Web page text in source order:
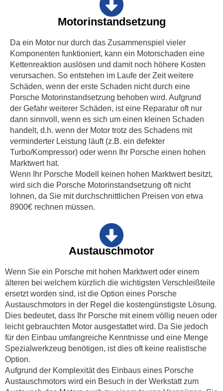
Motorinstandsetzung
Da ein Motor nur durch das Zusammenspiel vieler
Komponenten funktioniert, kann ein Motorschaden eine
Kettenreaktion auslösen und damit noch höhere Kosten
verursachen. So entstehen im Laufe der Zeit weitere
Schäden, wenn der erste Schaden nicht durch eine
Porsche Motorinstandsetzung behoben wird. Aufgrund
der Gefahr weiterer Schäden, ist eine Reparatur oft nur
dann sinnvoll, wenn es sich um einen kleinen Schaden
handelt, d.h. wenn der Motor trotz des Schadens mit
verminderter Leistung läuft (z.B. ein defekter
Turbo/Kompressor) oder wenn Ihr Porsche einen hohen
Marktwert hat.
Wenn Ihr Porsche Modell keinen hohen Marktwert besitzt,
wird sich die Porsche Motorinstandsetzung oft nicht
lohnen, da Sie mit durchschnittlichen Preisen von etwa
8900€ rechnen müssen.
Austauschmotor
Wenn Sie ein Porsche mit hohen Marktwert oder einem
älteren bei welchem kürzlich die wichtigsten Verschleißteile
ersetzt worden sind, ist die Option eines Porsche
Austauschmotors in der Regel die kostengünstigste Lösung.
Dies bedeutet, dass Ihr Porsche mit einem völlig neuen oder
leicht gebrauchten Motor ausgestattet wird. Da Sie jedoch
für den Einbau umfangreiche Kenntnisse und eine Menge
Spezialwerkzeug benötigen, ist dies oft keine realistische
Option.
Aufgrund der Komplexität des Einbaus eines Porsche
Austauschmotors wird ein Besuch in der Werkstatt zum